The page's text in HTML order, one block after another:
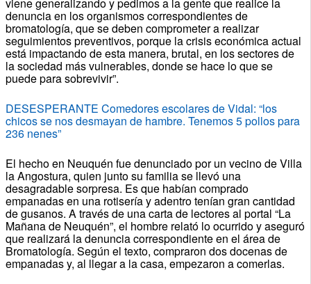
denuncia en los organismos correspondientes de
bromatología, que se deben comprometer a realizar
seguimientos preventivos, porque la crisis económica actual
está impactando de esta manera, brutal, en los sectores de
la sociedad más vulnerables, donde se hace lo que se
puede para sobrevivir”.
DESESPERANTE Comedores escolares de Vidal: “los
chicos se nos desmayan de hambre. Tenemos 5 pollos para
236 nenes”
El hecho en Neuquén fue denunciado por un vecino de Villa
la Angostura, quien junto su familia se llevó una
desagradable sorpresa. Es que habían comprado
empanadas en una rotisería y adentro tenían gran cantidad
de gusanos. A través de una carta de lectores al portal “La
Mañana de Neuquén”, el hombre relató lo ocurrido y aseguró
que realizará la denuncia correspondiente en el área de
Bromatología. Según el texto, compraron dos docenas de
empanadas y, al llegar a la casa, empezaron a comerlas.